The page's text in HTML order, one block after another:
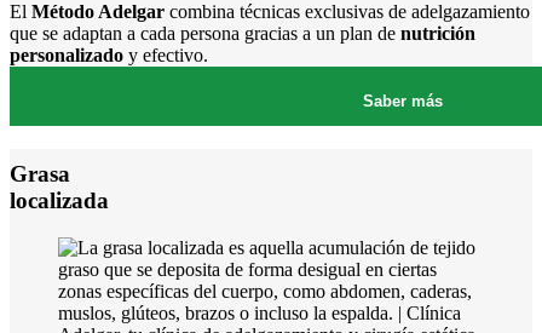
El Método Adelgar combina técnicas exclusivas de adelgazamiento
que se adaptan a cada persona gracias a un plan de nutrición
personalizado y efectivo.
Saber más
Grasa
localizada